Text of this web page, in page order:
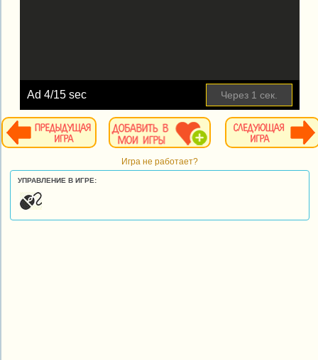
Ad4/15 sec Через 1 сек.
Игра не работает?
УПРАВЛЕНИЕ В ИГРЕ: